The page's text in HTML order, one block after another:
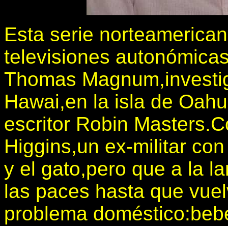
Esta serie
televisiones
Thomas
Hawai,en la isla de
escritor Robin
Higgins,un ex-militar
y el gato,pero que a la
las paces hasta que
problema